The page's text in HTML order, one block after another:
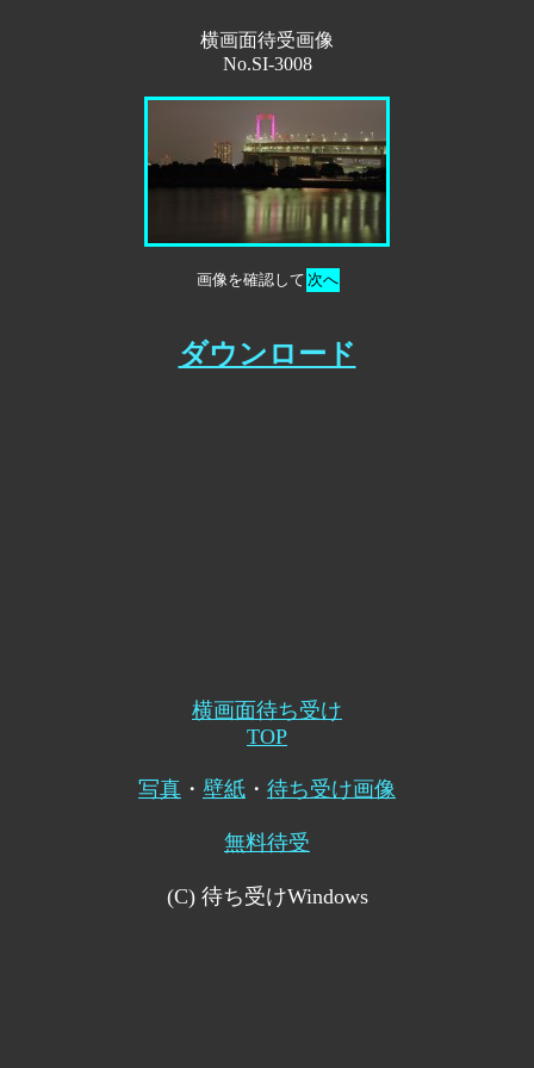
横画面待受画像
No.SI-3008
画像を確認して 次へ
ダウンロード
横画面待ち受け
TOP
写真 ・ 壁紙 ・ 待ち受け画像
無料待受
(C) 待ち受けWindows